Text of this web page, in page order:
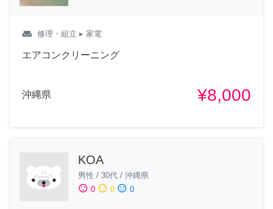
weekend 修理・組立 ▸ 家電
エアコンクリーニング
沖縄県 ¥8,000
KOA
男性 / 30代 / 沖縄県
sentiment_satisfied 0 sentiment_neutral 0 sentiment_dissatisfied 0